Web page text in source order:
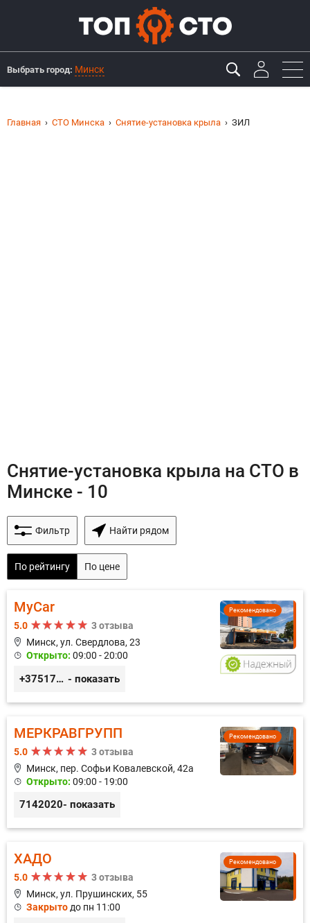
Выбрать город: Минск
Главная СТО Минска Снятие-установка крыла ЗИЛ
Снятие-установка крыла на СТО в
Минске - 10
Фильтр Найти рядом
По рейтингу По цене
Рекомендовано
MyCar
5.0
3 отзыва
Минск, ул. Свердлова, 23
Открыто: 09:00 - 20:00
+375173212443 - показать
Рекомендовано
МЕРКРАВГРУПП
5.0
3 отзыва
Минск, пер. Софьи Ковалевской, 42а
Открыто: 09:00 - 19:00
7142020- показать
Рекомендовано
ХАДО
5.0
3 отзыва
Минск, ул. Прушинских, 55
Закрыто до пн 11:00